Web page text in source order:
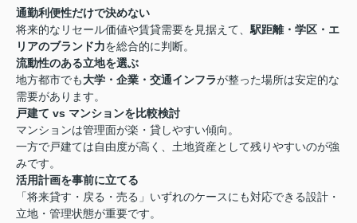
通勤利便性だけで決めない
将来的なリセール価値や賃貸需要を見据えて、駅距離・学区・エ
リアのブランド力を総合的に判断。
流動性のある立地を選ぶ
地方都市でも大学・企業・交通インフラが整った場所は安定的な
需要があります。
戸建て vs マンションを比較検討
マンションは管理面が楽・貸しやすい傾向。
一方で戸建ては自由度が高く、土地資産として残りやすいのが強
みです。
活用計画を事前に立てる
「将来貸す・戻る・売る」いずれのケースにも対応できる設計・
立地・管理状態が重要です。